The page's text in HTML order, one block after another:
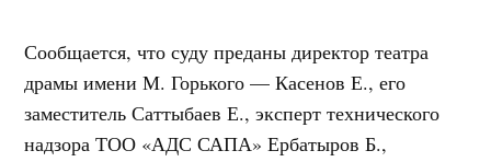
Сообщается, что суду преданы директор театра
драмы имени М. Горького — Касенов Е., его
заместитель Саттыбаев Е., эксперт технического
надзора ТОО «АДС САПА» Ербатыров Б.,